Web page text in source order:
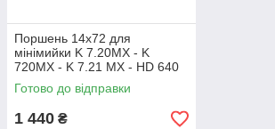
Поршень 14х72 для
мінімийки K 7.20MX - K
720MX - K 7.21 MX - HD 640
S Karcher 4.553-153.0
Готово до відправки
1 440 ₴